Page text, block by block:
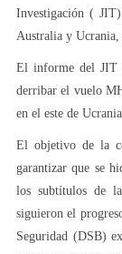
Investigación (
Australia y Ucrania,
El informe del JIT
derribar el vuelo
en el este de
El objetivo de la
garantizar que se
los subtítulos de
siguieron el
Seguridad (DSB)